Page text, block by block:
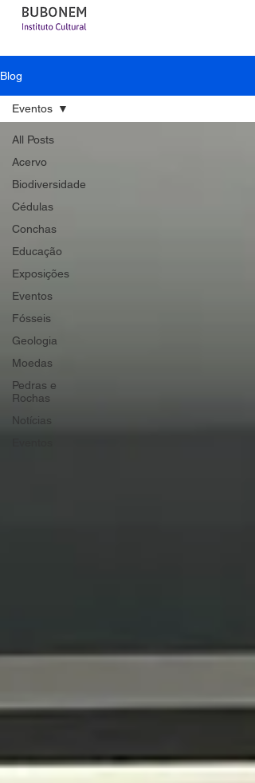
Blog
All Posts
Acervo
Biodiversidade
Cédulas
Conchas
Educação
Exposições
Eventos
Fósseis
Geologia
Moedas
Pedras e
Rochas
Notícias
Eventos